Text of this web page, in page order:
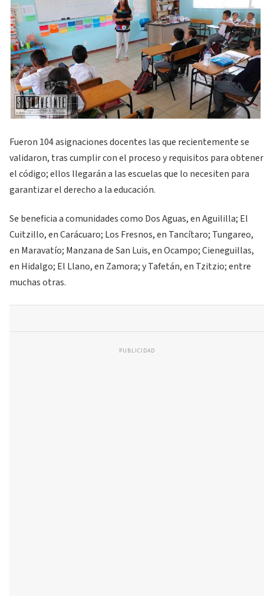
Fueron 104 asignaciones docentes las que recientemente se
validaron, tras cumplir con el proceso y requisitos para obtener
el código; ellos llegarán a las escuelas que lo necesiten para
garantizar el derecho a la educación.
Se beneficia a comunidades como Dos Aguas, en Aguililla; El
Cuitzillo, en Carácuaro; Los Fresnos, en Tancítaro; Tungareo,
en Maravatío; Manzana de San Luis, en Ocampo; Cieneguillas,
en Hidalgo; El Llano, en Zamora; y Tafetán, en Tzitzio; entre
muchas otras.
PUBLICIDAD